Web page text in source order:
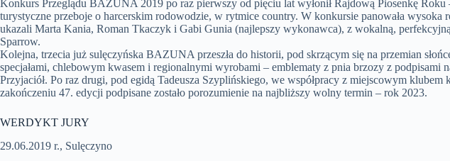
Konkurs Przeglądu BAZUNA 2019 po raz pierwszy od pięciu lat wyłonił Rajdową Piosenkę
turystyczne przeboje o harcerskim rodowodzie, w rytmice country. W konkursie panowała
ukazali Marta Kania, Roman Tkaczyk i Gabi Gunia (najlepszy wykonawca), z wokalną,
Sparrow.
Kolejna, trzecia już sulęczyńska BAZUNA przeszła do historii, pod skrzącym się na przemian
specjałami, chlebowym kwasem i regionalnymi wyrobami – emblematy z pnia brzozy z
Przyjaciół. Po raz drugi, pod egidą Tadeusza Szyplińskiego, we współpracy z miejscowym
zakończeniu 47. edycji podpisane zostało porozumienie na najbliższy wolny termin – rok 2023.
WERDYKT JURY
29.06.2019 r., Sulęczyno